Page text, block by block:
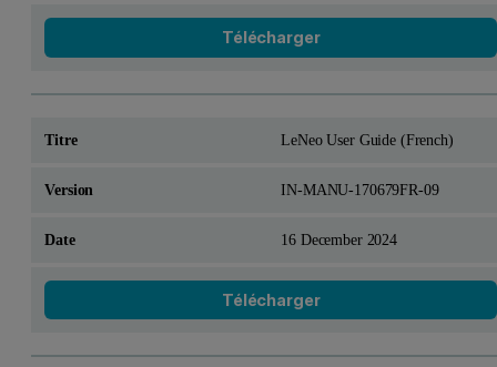
Télécharger
LeNeo User Guide (French)
IN-MANU-170679FR-09
16 December 2024
Télécharger